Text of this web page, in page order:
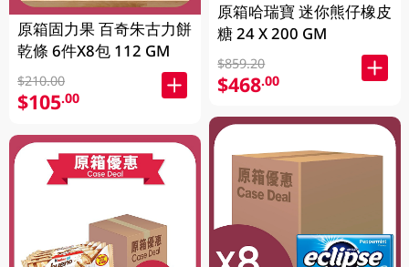
原箱固力果 百奇朱古力餅
乾條 6件X8包 112 GM
$210.00
$105.00
原箱哈瑞寶 迷你熊仔橡皮
糖 24 X 200 GM
$859.20
$468.00